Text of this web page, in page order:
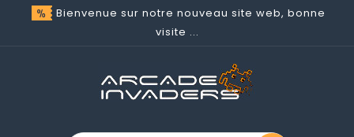
Bienvenue sur notre nouveau site web, bonne
visite ...